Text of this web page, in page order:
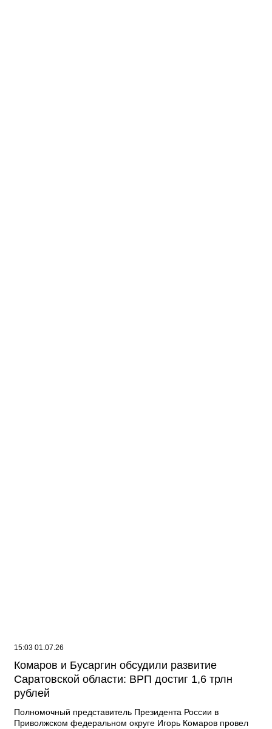
15:03 01.07.26
Комаров и Бусаргин обсудили развитие
Саратовской области: ВРП достиг 1,6 трлн
рублей
Полномочный представитель Президента России в
Приволжском федеральном округе Игорь Комаров провел